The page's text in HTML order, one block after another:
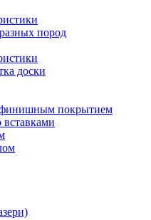
пород
доски
покрытием